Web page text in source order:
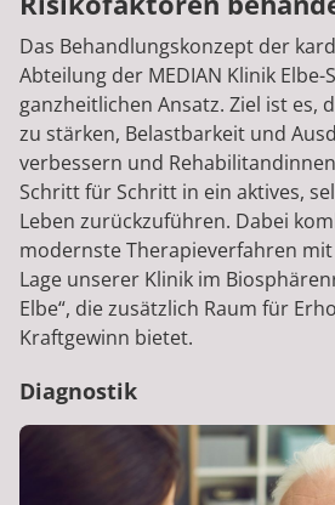
Das Behandlungskonzept der
Abteilung der MEDIAN Klinik
ganzheitlichen Ansatz. Ziel ist es,
zu stärken, Belastbarkeit und
verbessern und
Schritt für Schritt in ein aktives,
Leben zurückzuführen. Dabei
modernste Therapieverfahren
Lage unserer Klinik im
Elbe“, die zusätzlich Raum für
Kraftgewinn bietet.
Diagnostik